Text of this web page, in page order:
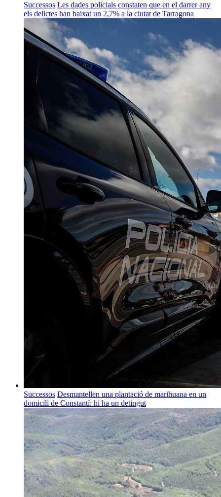
Successos Les dades policials constaten que en el darrer any
els delictes han baixat un 2,7% a la ciutat de Tarragona
Successos Desmantellen una plantació de marihuana en un
domicili de Constantí: hi ha un detingut